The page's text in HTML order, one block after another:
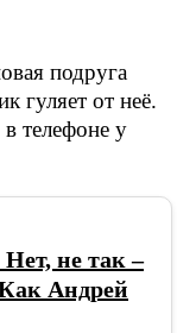
подруга
гуляет от неё.
телефоне у
не так –
Андрей